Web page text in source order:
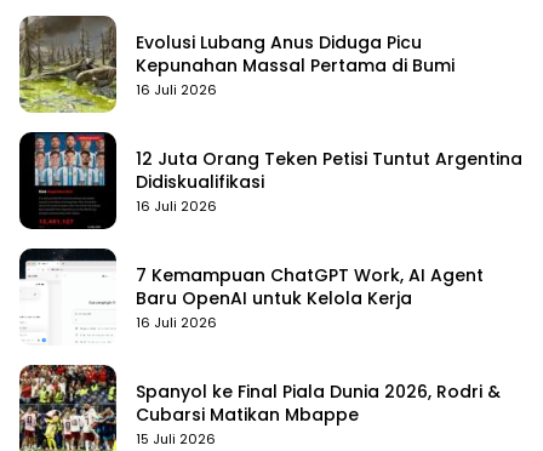
Evolusi Lubang Anus Diduga Picu
Kepunahan Massal Pertama di Bumi
16 Juli 2026
12 Juta Orang Teken Petisi Tuntut Argentina
Didiskualifikasi
16 Juli 2026
7 Kemampuan ChatGPT Work, AI Agent
Baru OpenAI untuk Kelola Kerja
16 Juli 2026
Spanyol ke Final Piala Dunia 2026, Rodri &
Cubarsi Matikan Mbappe
15 Juli 2026